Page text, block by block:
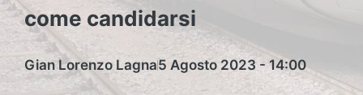
come candidarsi
Gian Lorenzo Lagna5 Agosto 2023 - 14:00